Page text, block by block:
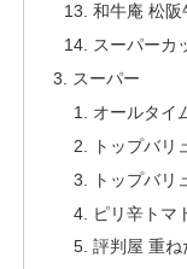
和牛庵 松
スーパーカ
スーパー
オールタイ
トップバリ
トップバリ
ピリ辛トマ
評判屋 重ね